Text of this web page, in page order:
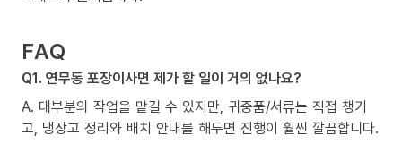
FAQ
Q1. 연무동 포장이사면 제가 할 일이 거의 없나요?
A. 대부분의 작업을 맡길 수 있지만, 귀중품/서류는 직접 챙기
고, 냉장고 정리와 배치 안내를 해두면 진행이 훨씬 깔끔합니다.